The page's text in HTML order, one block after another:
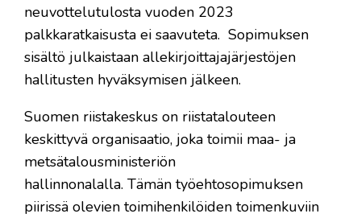
neuvottelutulosta vuoden 2023
palkkaratkaisusta ei saavuteta. Sopimuksen
sisältö julkaistaan allekirjoittajajärjestöjen
hallitusten hyväksymisen jälkeen.
Suomen riistakeskus on riistatalouteen
keskittyvä organisaatio, joka toimii maa- ja
metsätalousministeriön
hallinnonalalla. Tämän työehtosopimuksen
piirissä olevien toimihenkilöiden toimenkuviin